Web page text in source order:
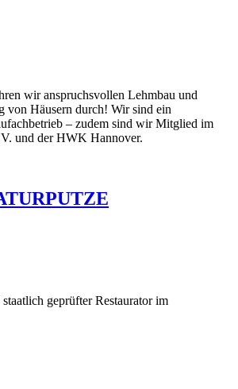
wir anspruchsvollen Lehmbau und
von Häusern durch! Wir sind ein
– zudem sind wir Mitglied im
und der HWK Hannover.
geprüfter Restaurator im